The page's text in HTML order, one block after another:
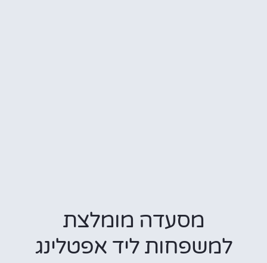
מסעדה מומלצת
למשפחות ליד אפטלינג